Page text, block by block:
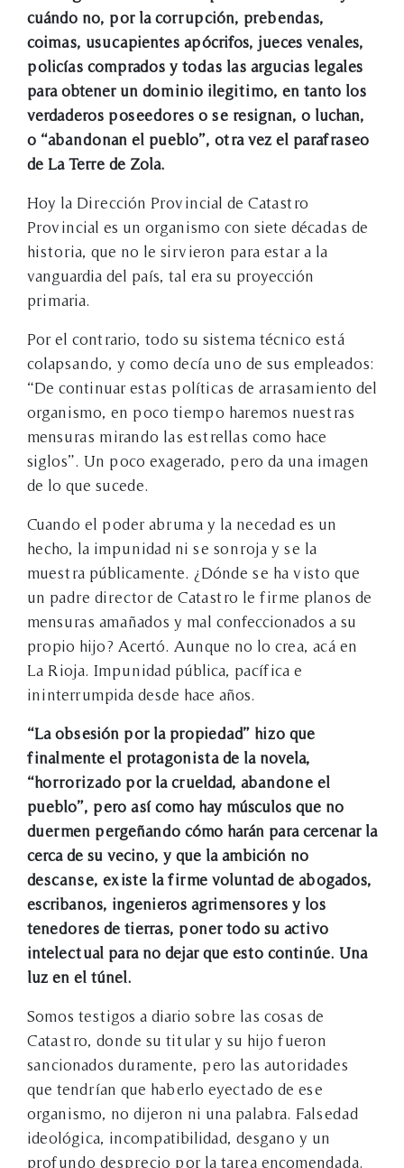
cuándo no, por la corrupción, prebendas,
coimas, usucapientes apócrifos, jueces venales,
policías comprados y todas las argucias legales
para obtener un dominio ilegitimo, en tanto los
verdaderos poseedores o se resignan, o luchan,
o “abandonan el pueblo”, otra vez el parafraseo
de La Terre de Zola.
Hoy la Dirección Provincial de Catastro
Provincial es un organismo con siete décadas de
historia, que no le sirvieron para estar a la
vanguardia del país, tal era su proyección
primaria.
Por el contrario, todo su sistema técnico está
colapsando, y como decía uno de sus empleados:
“De continuar estas políticas de arrasamiento del
organismo, en poco tiempo haremos nuestras
mensuras mirando las estrellas como hace
siglos”. Un poco exagerado, pero da una imagen
de lo que sucede.
Cuando el poder abruma y la necedad es un
hecho, la impunidad ni se sonroja y se la
muestra públicamente. ¿Dónde se ha visto que
un padre director de Catastro le firme planos de
mensuras amañados y mal confeccionados a su
propio hijo? Acertó. Aunque no lo crea, acá en
La Rioja. Impunidad pública, pacífica e
ininterrumpida desde hace años.
“La obsesión por la propiedad” hizo que
finalmente el protagonista de la novela,
“horrorizado por la crueldad, abandone el
pueblo”, pero así como hay músculos que no
duermen pergeñando cómo harán para cercenar la
cerca de su vecino, y que la ambición no
descanse, existe la firme voluntad de abogados,
escribanos, ingenieros agrimensores y los
tenedores de tierras, poner todo su activo
intelectual para no dejar que esto continúe. Una
luz en el túnel.
Somos testigos a diario sobre las cosas de
Catastro, donde su titular y su hijo fueron
sancionados duramente, pero las autoridades
que tendrían que haberlo eyectado de ese
organismo, no dijeron ni una palabra. Falsedad
ideológica, incompatibilidad, desgano y un
profundo desprecio por la tarea encomendada.